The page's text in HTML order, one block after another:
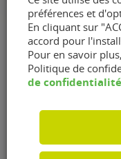
Contacter
Garage
sur-
Nom(Nécessaire)
préférences et
En cliquant sur
accord pour
Pour en savoir
Politique de
de confidentialité